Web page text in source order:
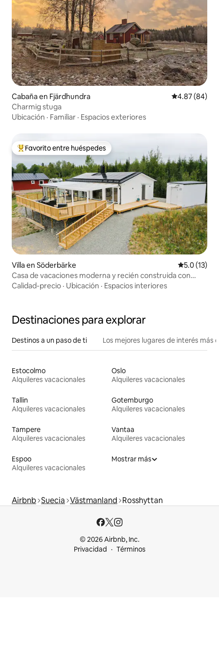
Cabaña en Fjärdhundra Calificación
4.87 (84)
Charmig stuga
Ubicación · Familiar · Espacios exteriores
Favorito entre huéspedes preferido
Favorito entre huéspedes
Villa en Söderbärke Calificación
5.0 (13)
Casa de vacaciones moderna y recién construida con
vistas al lago, spa y sauna
Calidad-precio · Ubicación · Espacios interiores
Destinaciones para explorar
Destinos a un paso de ti Los mejores lugares de interés más
Estocolmo
Alquileres vacacionales
Oslo
Alquileres vacacionales
Tallin
Alquileres vacacionales
Gotemburgo
Alquileres vacacionales
Tampere
Alquileres vacacionales
Vantaa
Alquileres vacacionales
Espoo
Alquileres vacacionales
Mostrar más
Airbnb Suecia Västmanland Rosshyttan
© 2026 Airbnb, Inc.
Privacidad
Términos